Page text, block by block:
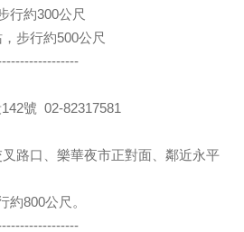
行約300公尺
步行約500公尺
號 02-82317581
路口、樂華夜市正對面、鄰近永平
約800公尺。